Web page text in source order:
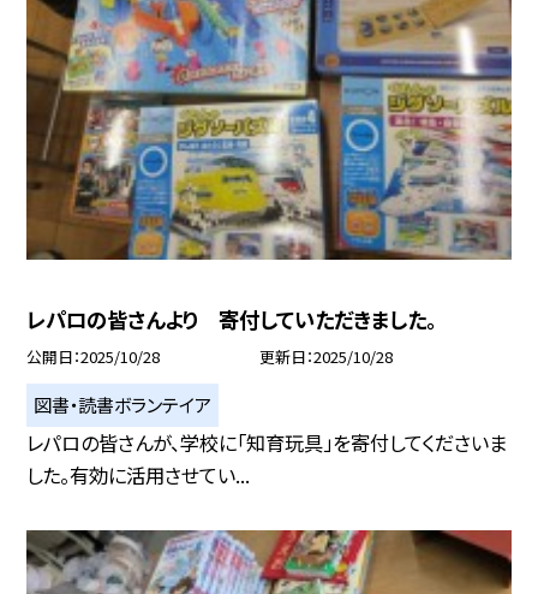
レパロの皆さんより 寄付していただきました。
公開日 2025/10/28 更新日 2025/10/28
図書・読書ボランテイア
レパロの皆さんが、学校に「知育玩具」を寄付してくださいま
した。有効に活用させてい...